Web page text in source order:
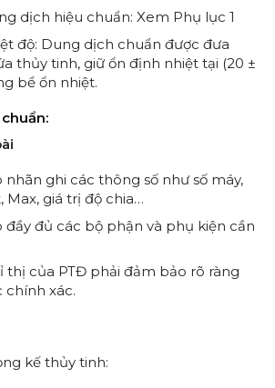
dịch hiệu chuẩn: Xem Phụ lục 1
độ: Dung dịch chuẩn được đưa
thủy tinh, giữ ổn định nhiệt tại (20 ±
bể ổn nhiệt.
nhãn ghi các thông số như số máy,
Max, giá trị độ chia…
đầy đủ các bộ phận và phụ kiện cần
thị của PTĐ phải đảm bảo rõ ràng
chính xác.
kế thủy tinh: